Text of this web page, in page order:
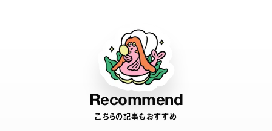
Recommend
こちらの記事もおすすめ